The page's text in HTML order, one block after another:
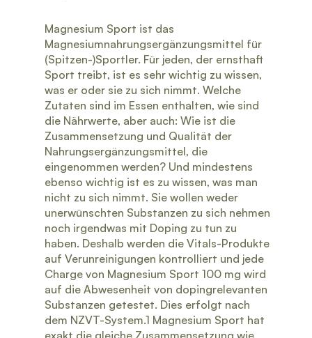
Magnesium Sport ist das
Magnesiumnahrungsergänzungsmittel für
(Spitzen-)Sportler. Für jeden, der ernsthaft
Sport treibt, ist es sehr wichtig zu wissen,
was er oder sie zu sich nimmt. Welche
Zutaten sind im Essen enthalten, wie sind
die Nährwerte, aber auch: Wie ist die
Zusammensetzung und Qualität der
Nahrungsergänzungsmittel, die
eingenommen werden? Und mindestens
ebenso wichtig ist es zu wissen, was man
nicht zu sich nimmt. Sie wollen weder
unerwünschten Substanzen zu sich nehmen
noch irgendwas mit Doping zu tun zu
haben. Deshalb werden die Vitals-Produkte
auf Verunreinigungen kontrolliert und jede
Charge von Magnesium Sport 100 mg wird
auf die Abwesenheit von dopingrelevanten
Substanzen getestet. Dies erfolgt nach
dem NZVT-System.1 Magnesium Sport hat
exakt die gleiche Zusammensetzung wie